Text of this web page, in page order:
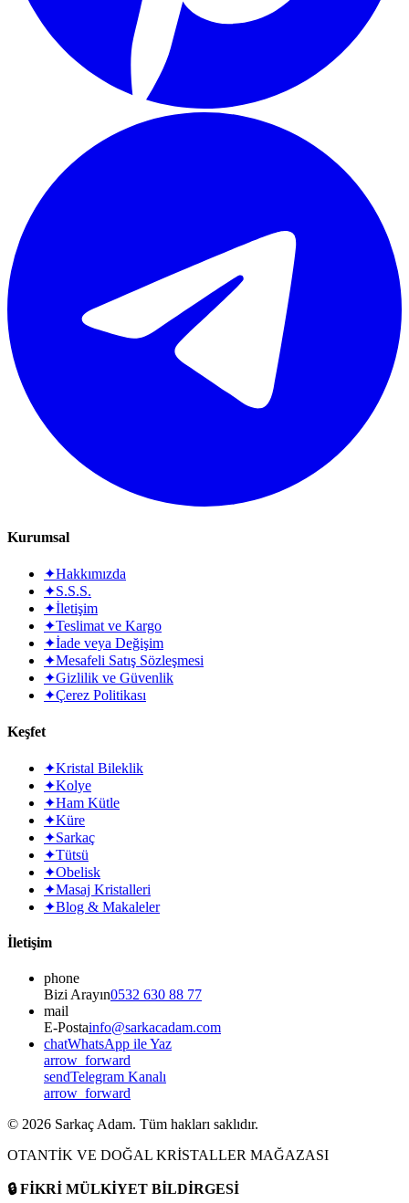
Kurumsal
✦Hakkımızda
✦S.S.S.
✦İletişim
✦Teslimat ve Kargo
✦İade veya Değişim
✦Mesafeli Satış Sözleşmesi
✦Gizlilik ve Güvenlik
✦Çerez Politikası
Keşfet
✦Kristal Bileklik
✦Kolye
✦Ham Kütle
✦Küre
✦Sarkaç
✦Tütsü
✦Obelisk
✦Masaj Kristalleri
✦Blog & Makaleler
İletişim
phone
Bizi Arayın0532 630 88 77
mail
E-Postainfo@sarkacadam.com
chatWhatsApp ile Yaz
arrow_forward
sendTelegram Kanalı
arrow_forward
© 2026 Sarkaç Adam. Tüm hakları saklıdır.
OTANTİK VE DOĞAL KRİSTALLER MAĞAZASI
🔒FİKRİ MÜLKİYET BİLDİRGESİ